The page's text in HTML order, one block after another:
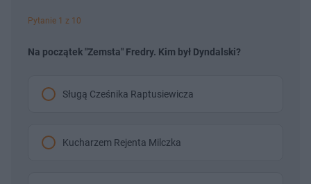
Pytanie 1 z 10
Na początek "Zemsta" Fredry. Kim był Dyndalski?
Sługą Cześnika Raptusiewicza
Kucharzem Rejenta Milczka